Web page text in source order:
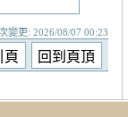
變更: 2026/08/07 00:23